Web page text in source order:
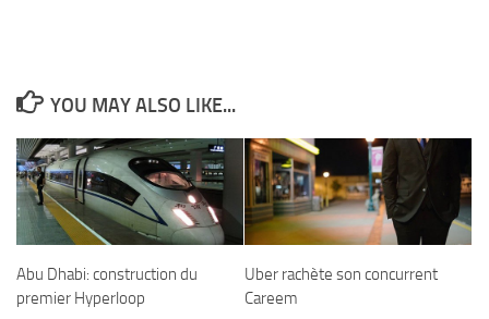
YOU MAY ALSO LIKE...
Abu Dhabi: construction du
premier Hyperloop
Uber rachète son concurrent
Careem